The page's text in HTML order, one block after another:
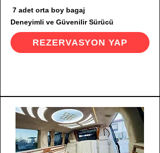
7 adet orta boy bagaj
Deneyimli ve Güvenilir Sürücü
REZERVASYON YAP